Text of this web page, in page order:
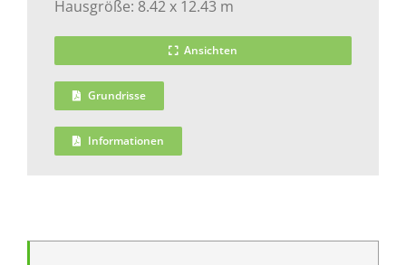
Hausgröße: 8.42 x 12.43 m
Ansichten
Grundrisse
Informationen